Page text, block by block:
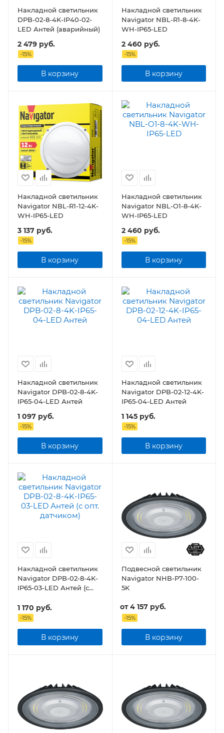
Накладной светильник
DPB-02-8-4K-IP40-02-
LED Антей (аварийный)
2 479 руб.
-15%
В корзину
Накладной светильник
Navigator NBL-R1-8-4K-
WH-IP65-LED
2 460 руб.
-15%
В корзину
Накладной светильник
Navigator NBL-R1-12-4K-
WH-IP65-LED
3 137 руб.
-15%
В корзину
Накладной светильник
Navigator NBL-O1-8-4K-
WH-IP65-LED
2 460 руб.
-15%
В корзину
Накладной светильник
Navigator DPB-02-8-4K-
IP65-04-LED Антей
1 097 руб.
-15%
В корзину
Накладной светильник
Navigator DPB-02-12-4K-
IP65-04-LED Антей
1 145руб.
-15%
В корзину
Накладной светильник
Navigator DPB-02-8-4K-
IP65-03-LED Антей (с
1 170 руб.
-15%
В корзину
Подвесной светильник
Navigator NHB-P7-100-
5K
от4 157 руб.
-15%
В корзину